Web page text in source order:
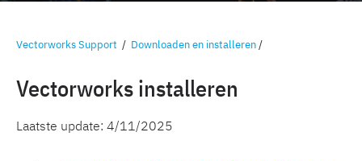
Vectorworks Support / Downloaden en installeren/
Vectorworks installeren
Laatste update: 4/11/2025